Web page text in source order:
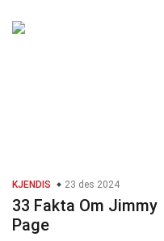
KJENDIS 23 des 2024
33 Fakta Om Jimmy
Page